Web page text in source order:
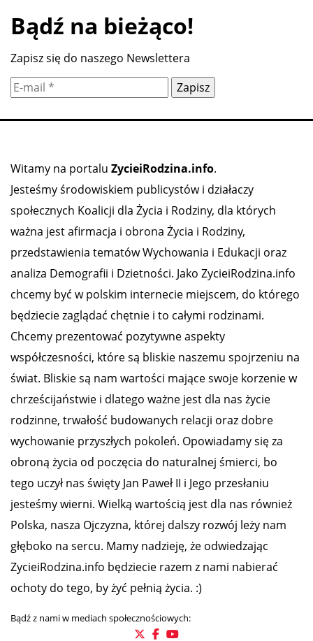
Bądź na bieżąco!
Zapisz się do naszego Newslettera
Witamy na portalu ZycieiRodzina.info.
Jesteśmy środowiskiem publicystów i działaczy
społecznych Koalicji dla Życia i Rodziny, dla których
ważna jest afirmacja i obrona Życia i Rodziny,
przedstawienia tematów Wychowania i Edukacji oraz
analiza Demografii i Dzietności. Jako ZycieiRodzina.info
chcemy być w polskim internecie miejscem, do którego
będziecie zaglądać chętnie i to całymi rodzinami.
Chcemy prezentować pozytywne aspekty
współczesności, które są bliskie naszemu spojrzeniu na
świat. Bliskie są nam wartości mające swoje korzenie w
chrześcijaństwie i dlatego ważne jest dla nas życie
rodzinne, trwałość budowanych relacji oraz dobre
wychowanie przyszłych pokoleń. Opowiadamy się za
obroną życia od poczęcia do naturalnej śmierci, bo
tego uczył nas święty Jan Paweł II i Jego przesłaniu
jesteśmy wierni. Wielką wartością jest dla nas również
Polska, nasza Ojczyzna, której dalszy rozwój leży nam
głęboko na sercu. Mamy nadzieję, że odwiedzając
ZycieiRodzina.info będziecie razem z nami nabierać
ochoty do tego, by żyć pełnią życia. :)
Bądź z nami w mediach społecznościowych: